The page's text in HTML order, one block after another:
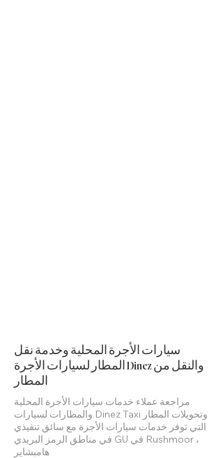
سيارات الأجرة المحلية وخدمة نقل
المطار لسيارات الأجرة Dinez والنقل من
المطار
مراجعة عملاء خدمات سيارات الأجرة المحلية
والمطارات لسيارات Dinez Taxi وتحويلات المطار
التي توفر خدمات سيارات الأجرة مع سائق تنفيذي
في مناطق الرمز البريدي GU في Rushmoor ،
هامبشاير